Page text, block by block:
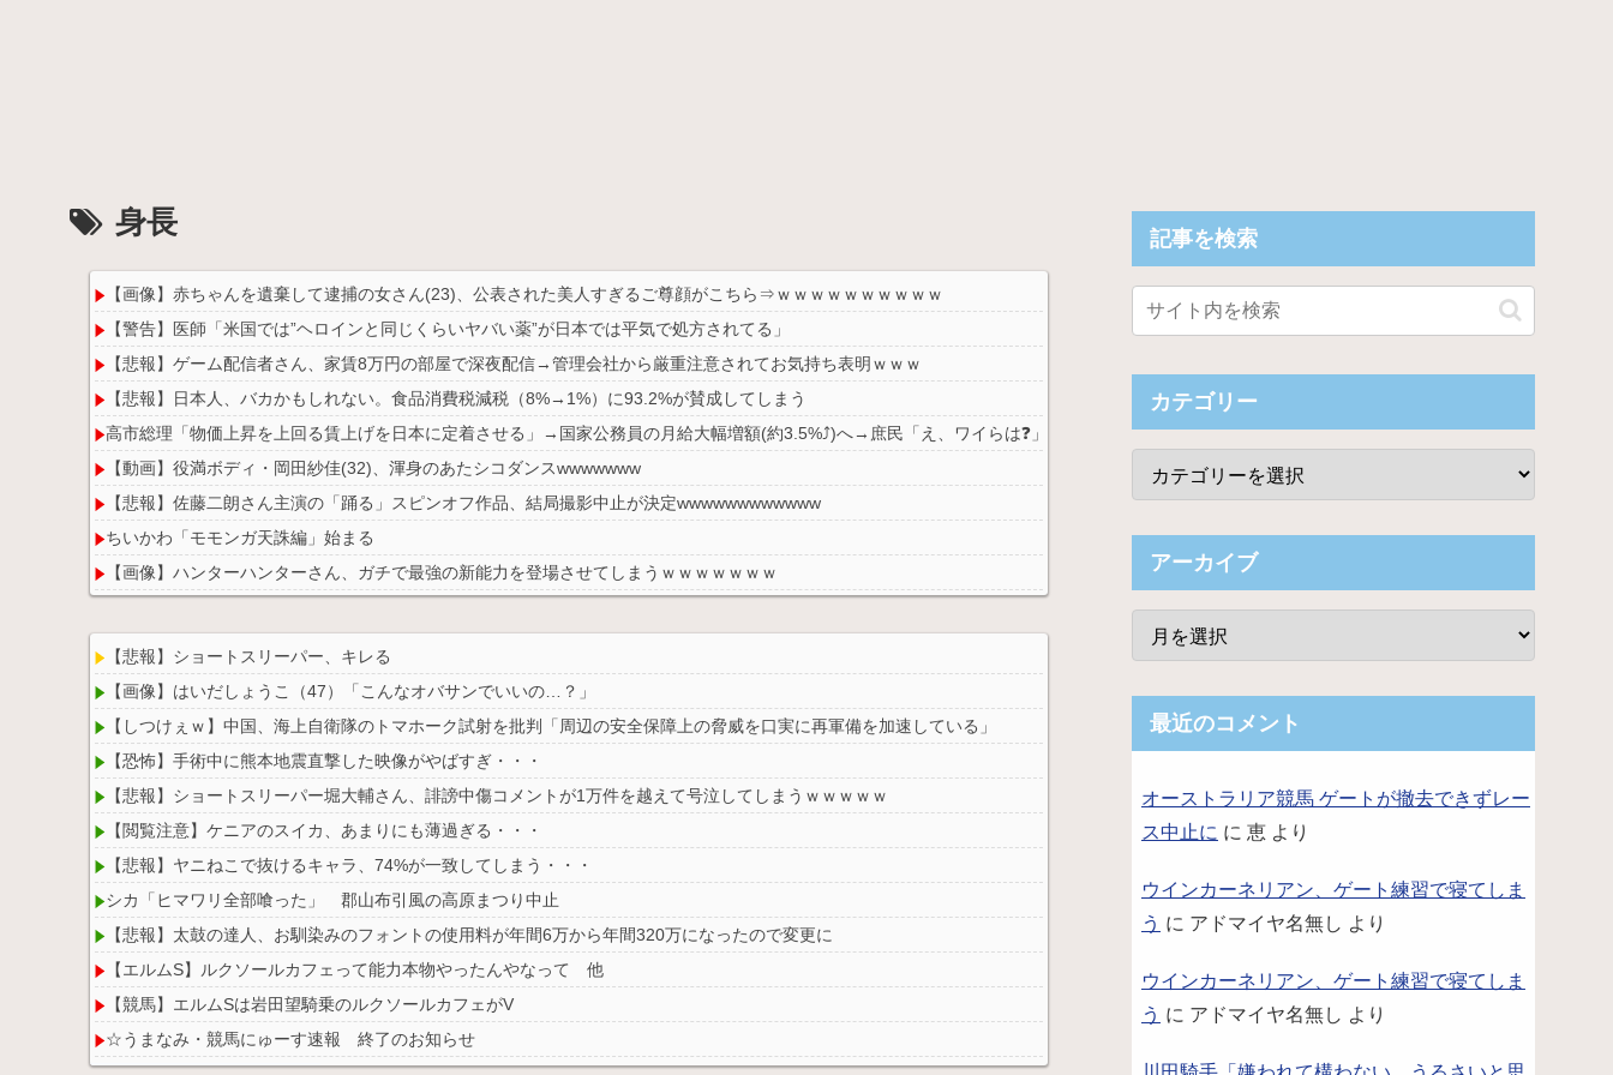
身長
【画像】赤ちゃんを遺棄して逮捕の女さん(23)、公表された美人すぎるご尊顔がこちら⇒ｗｗｗｗｗｗｗｗｗｗ
【警告】医師「米国では”ヘロインと同じくらいヤバい薬”が日本では平気で処方されてる」
【悲報】ゲーム配信者さん、家賃8万円の部屋で深夜配信→管理会社から厳重注意されてお気持ち表明ｗｗｗ
【悲報】日本人、バカかもしれない。食品消費税減税（8%→1%）に93.2%が賛成してしまう
高市総理「物価上昇を上回る賃上げを日本に定着させる」→国家公務員の月給大幅増額(約3.5%⤴)へ→庶民「え、ワイらは❓」
【動画】役満ボディ・岡田紗佳(32)、渾身のあたシコダンスwwwwwww
【悲報】佐藤二朗さん主演の「踊る」スピンオフ作品、結局撮影中止が決定wwwwwwwwwwww
ちいかわ「モモンガ天誅編」始まる
【画像】ハンターハンターさん、ガチで最強の新能力を登場させてしまうｗｗｗｗｗｗｗ
Powered by livedoor 相互RSS
【悲報】ショートスリーパー、キレる
【画像】はいだしょうこ（47）「こんなオバサンでいいの…？」
【しつけぇｗ】中国、海上自衛隊のトマホーク試射を批判「周辺の安全保障上の脅威を口実に再軍備を加速している」
【恐怖】手術中に熊本地震直撃した映像がやばすぎ・・・
【悲報】ショートスリーパー堀大輔さん、誹謗中傷コメントが1万件を越えて号泣してしまうｗｗｗｗｗ
【閲覧注意】ケニアのスイカ、あまりにも薄過ぎる・・・
【悲報】ヤニねこで抜けるキャラ、74%が一致してしまう・・・
シカ「ヒマワリ全部喰った」 郡山布引風の高原まつり中止
【悲報】太鼓の達人、お馴染みのフォントの使用料が年間6万から年間320万になったので変更に
【エルムS】ルクソールカフェって能力本物やったんやなって 他
【競馬】エルムSは岩田望騎乗のルクソールカフェがV
☆うまなみ・競馬にゅーす速報 終了のお知らせ
記事を検索
カテゴリー
アーカイブ
最近のコメント
オーストラリア競馬 ゲートが撤去できずレー
ス中止に に 恵 より
ウインカーネリアン、ゲート練習で寝てしま
う に アドマイヤ名無し より
ウインカーネリアン、ゲート練習で寝てしま
う に アドマイヤ名無し より